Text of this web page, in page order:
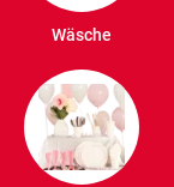
Wäsche